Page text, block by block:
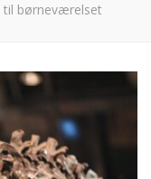
børneværelset